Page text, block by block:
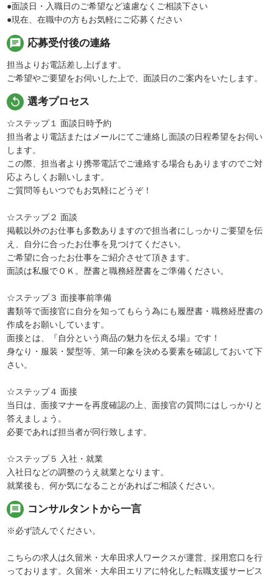
●面談日・入職日のご希望など遠慮なくご相談下さい
●現在、在職中の方もお気軽にご応募ください
chat 応募受付後の連絡
担当よりお電話差し上げます。
ご希望やご要望をお伺いした上で、面談日のご案内をいたします。
replay 選考プロセス
☆ステップ１ 面談日時予約
担当者より電話またはメールにてご連絡し面談の日程希望をお伺い
します。
この際、担当者より携帯電話でご連絡する場合もありますのでご対
応よろしくお願いします。
ご質問等もいつでもお気軽にどうぞ！
☆ステップ２ 面談
掲載以外のお仕事も多数ありますので担当者にしっかりご要望を伝
え、自分に合ったお仕事を見つけてください。
ご希望に合ったお仕事をご紹介させて頂きます。
面談は私服でＯＫ。歴書と職務経歴書をご準備ください。
☆ステップ３ 面接事前準備
書類等で面接官に自分を知ってもらう為にも履歴書・職務経歴書の
作成をお願いしています。
面接とは、『自分という商品の魅力を伝える場』です！
身なり・服装・髪型等、第一印象を決める要素を確認しておいて下
さい。
☆ステップ４ 面接
当日は、面接マナーを再度確認の上、面接官の質問にはしっかりと
答えましょう。
必要であれば担当者が同行致します。
☆ステップ５ 入社・就業
入社日などの調整のうえ就業となります。
就業後も、何か気になることがあればご相談ください。
message コンサルタントから一言
※必ず読んでください。
こちらの求人は久留米・大牟田求人ワークスが運営、採用窓口を行
っております。久留米・大牟田エリアに特化した転職支援サービス